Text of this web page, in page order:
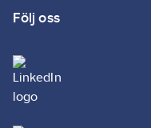
Följ oss